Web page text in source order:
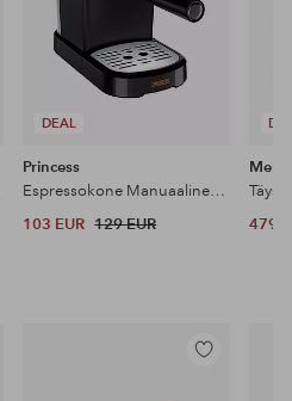
DEAL
Princess
Espressokone Manuaalinen 249417
103 EUR 129 EUR 479
Lisää